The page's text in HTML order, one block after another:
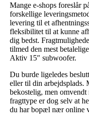
Mange e-shops foreslår
forskellige
levering til et
fleksibilitet til at kunne
dig bedst.
tilmed den mest
Aktiv 15″ subwoofer.
Du burde ligeledes
eller til din arbejdsplads.
bekostelig, men
fragttype er dog selv at
du har bopæl nær online